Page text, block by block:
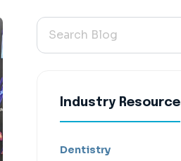
Industry Resource
Dentistry